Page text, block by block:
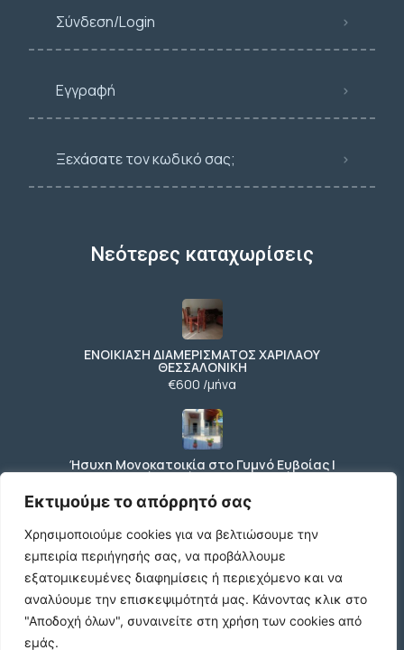
Εκτιμούμε το απόρρητό σας
Χρησιμοποιούμε cookies για να βελτιώσουμε την
εμπειρία περιήγησής σας, να προβάλλουμε
εξατομικευμένες διαφημίσεις ή περιεχόμενο και να
αναλύουμε την επισκεψιμότητά μας. Κάνοντας κλικ στο
"Αποδοχή όλων", συναινείτε στη χρήση των cookies από
εμάς.
Σύνδεση/Login
Εγγραφή
Ξεχάσατε τον κωδικό σας;
Νεότερες καταχωρίσεις
ΕΝΟΙΚΙΑΣΗ ΔΙΑΜΕΡΙΣΜΑΤΟΣ ΧΑΡΙΛΑΟΥ
ΘΕΣΣΑΛΟΝΙΚΗ
€600 /μήνα
Ήσυχη Μονοκατοικία στο Γυμνό Ευβοίας |
Κοντά σε Θάλασσα & Βουνό
€52 /μήνα
ΕΝΟΙΚΙΑΣΗ ΔΙΑΜΕΡΙΣΜΑΤΟΣ ΧΑΡΙΛΑΟΥ
ΘΕΣΣΑΛΟΝΙΚΗ
€600 /μήνα